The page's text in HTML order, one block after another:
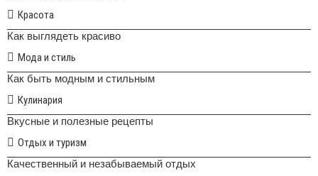
Красота
Как выглядеть красиво
Мода и стиль
Как быть модным и стильным
Кулинария
Вкусные и полезные рецепты
Отдых и туризм
Качественный и незабываемый отдых